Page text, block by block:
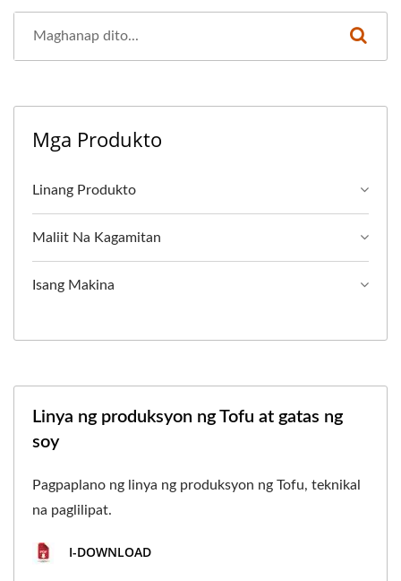
Mga Produkto
Linang Produkto
Maliit Na Kagamitan
Isang Makina
Linya ng produksyon ng Tofu at gatas ng
soy
Pagpaplano ng linya ng produksyon ng Tofu, teknikal
na paglilipat.
I-DOWNLOAD